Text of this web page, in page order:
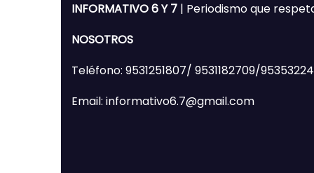
INFORMATIVO 6 Y 7 | Periodismo que
NOSOTROS
Teléfono: 9531251807/ 9531182709/
Email: informativo6.7@gmail.com